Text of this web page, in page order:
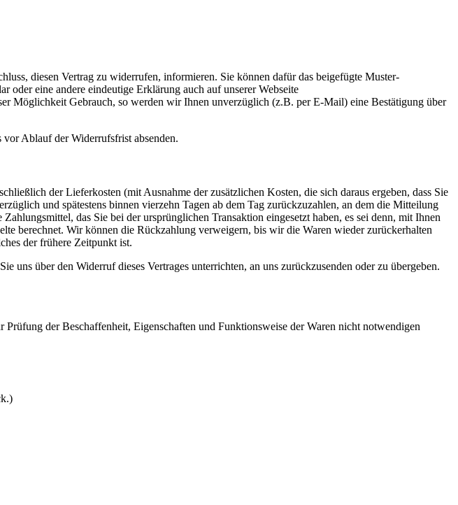
diesen Vertrag zu widerrufen, informieren. Sie können dafür das beigefügte Muster-
eine andere eindeutige Erklärung auch auf unserer Webseite
Möglichkeit Gebrauch, so werden wir Ihnen unverzüglich (z.B. per E-Mail) eine Bestätigung über
Ablauf der Widerrufsfrist absenden.
der Lieferkosten (mit Ausnahme der zusätzlichen Kosten, die sich daraus ergeben, dass Sie
und spätestens binnen vierzehn Tagen ab dem Tag zurückzuzahlen, an dem die Mitteilung
das Sie bei der ursprünglichen Transaktion eingesetzt haben, es sei denn, mit Ihnen
berechnet. Wir können die Rückzahlung verweigern, bis wir die Waren wieder zurückerhalten
der frühere Zeitpunkt ist.
uns über den Widerruf dieses Vertrages unterrichten, an uns zurückzusenden oder zu übergeben.
der Beschaffenheit, Eigenschaften und Funktionsweise der Waren nicht notwendigen